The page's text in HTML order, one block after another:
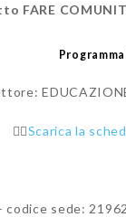
FARE
👉🏻Scarica la
codice sede: